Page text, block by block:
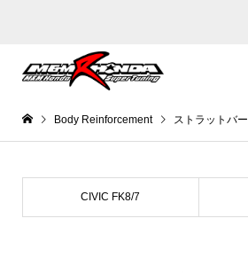
Body Reinforcement ストラットバー
CIVIC FK8/7